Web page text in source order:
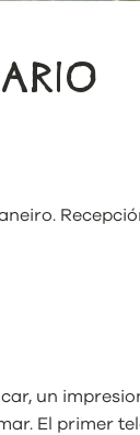
un
El primer